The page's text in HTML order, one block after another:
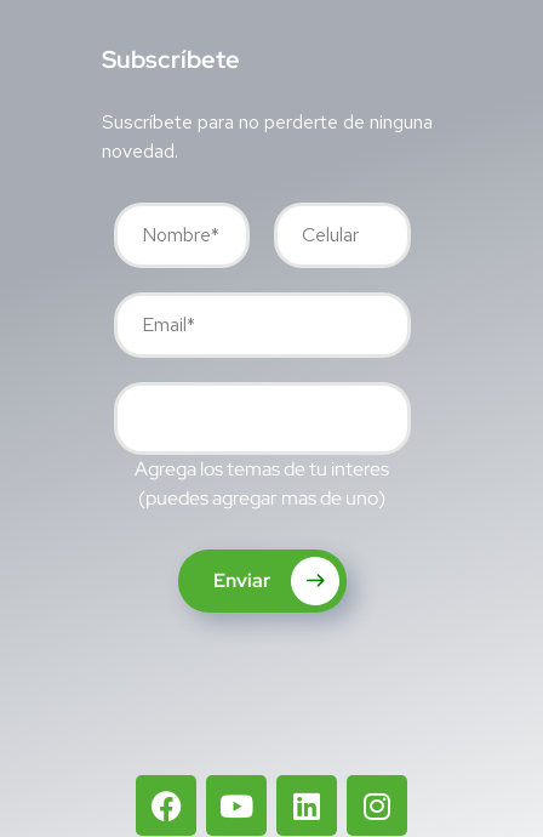
Subscríbete
Suscríbete para no perderte de ninguna
novedad.
Agrega los temas de tu interes
(puedes agregar mas de uno)
Enviar